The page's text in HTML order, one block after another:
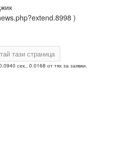
)
сек., 0.0168 от тях за заявки.